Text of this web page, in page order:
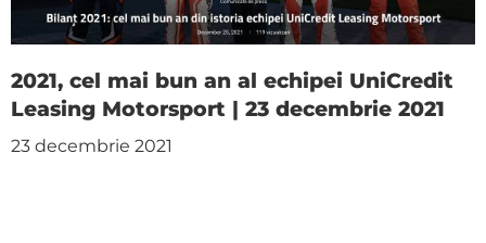
2021, cel mai bun an al echipei UniCredit
Leasing Motorsport | 23 decembrie 2021
23 decembrie 2021